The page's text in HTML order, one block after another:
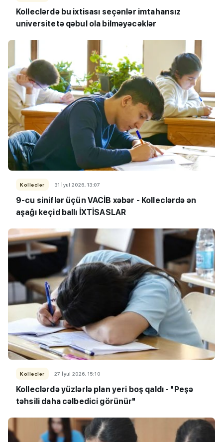
Kolleclərdə bu ixtisası seçənlər imtahansız
universitetə qəbul ola bilməyəcəklər
Kolleclər 31 İyul 2026, 13:07
9-cu siniflər üçün VACİB xəbər - Kolleclərdə ən
aşağı keçid ballı İXTİSASLAR
Kolleclər 27 İyul 2026, 15:10
Kolleclərdə yüzlərlə plan yeri boş qaldı - "Peşə
təhsili daha cəlbedici görünür"